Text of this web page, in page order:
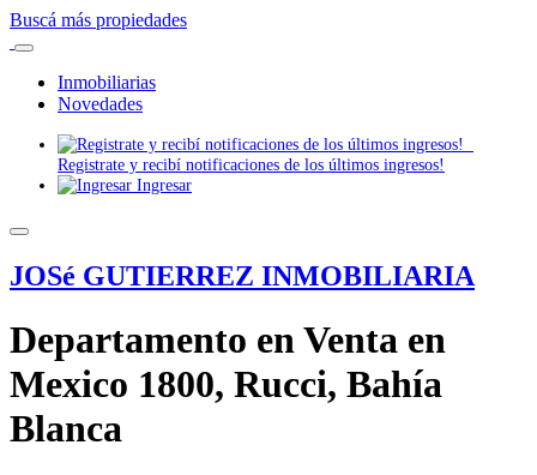
Buscá más propiedades
Inmobiliarias
Novedades
Registrate y recibí notificaciones de los últimos ingresos!
Ingresar
JOSé GUTIERREZ INMOBILIARIA
Departamento en Venta en
Mexico 1800, Rucci, Bahía
Blanca